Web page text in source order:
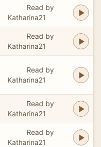
Read by
Katharina21
Read by
Katharina21
Read by
Katharina21
Read by
Katharina21
Read by
Katharina21